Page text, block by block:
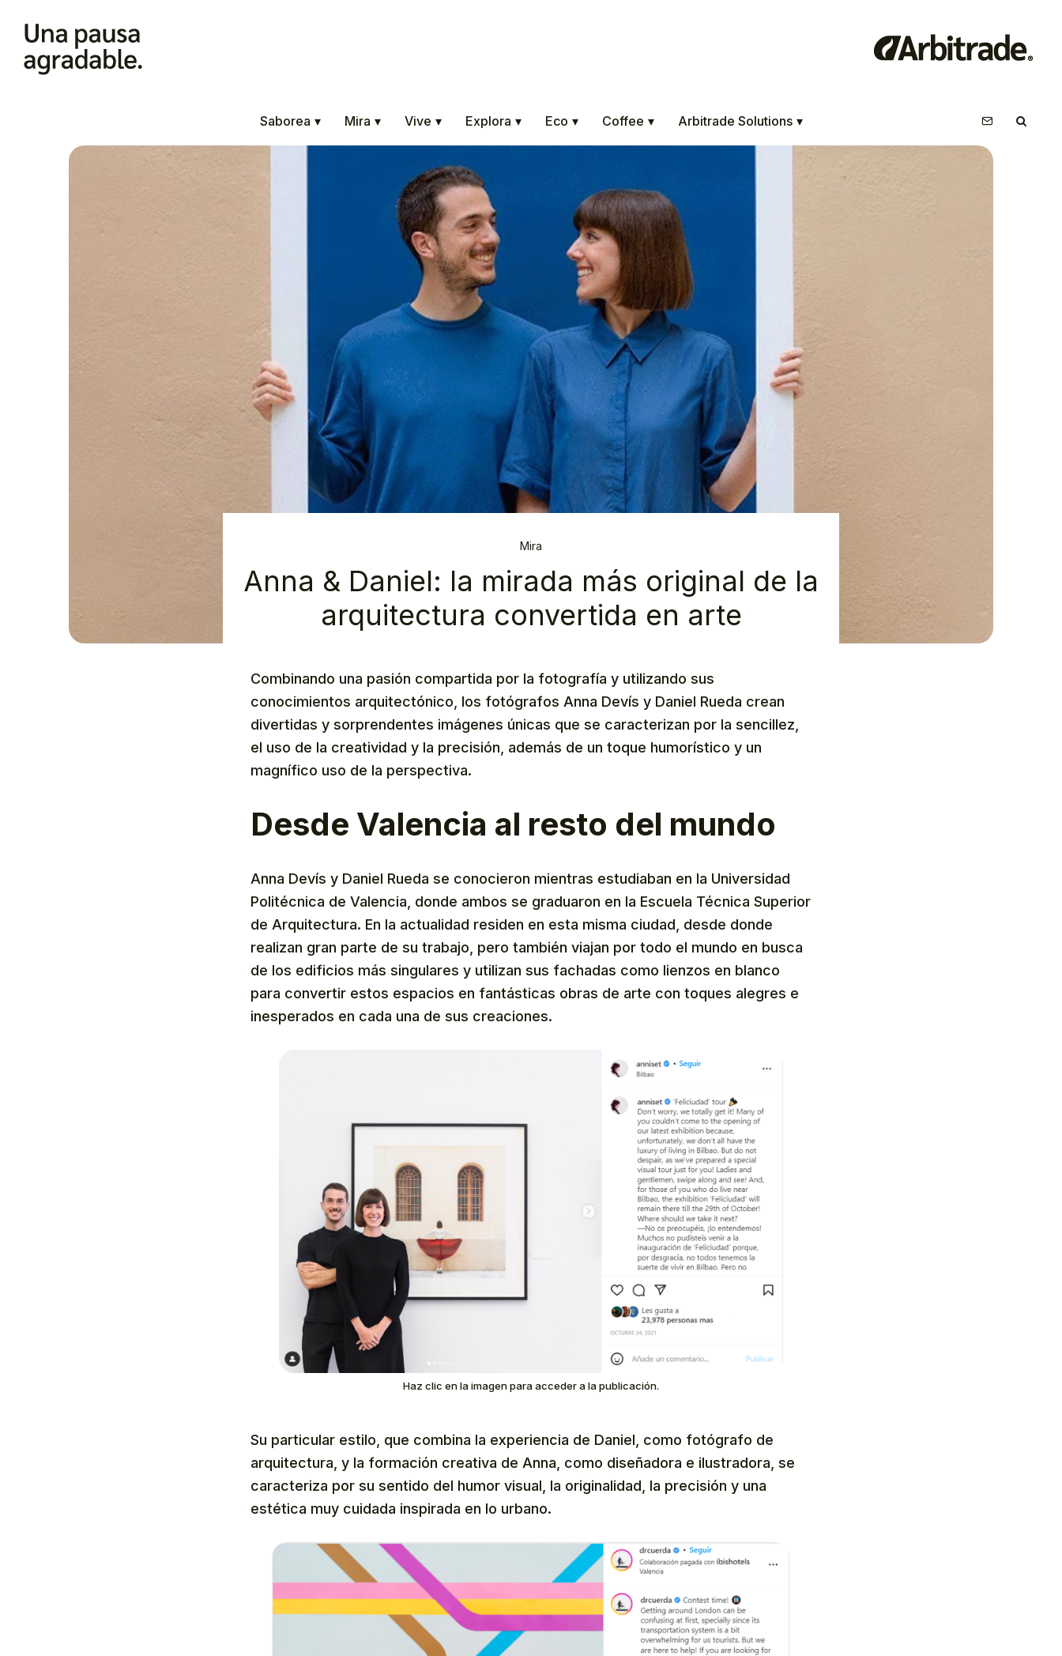
Saborea ▾ Mira ▾ Vive ▾ Explora ▾ Eco ▾ Coffee ▾ Arbitrade Solutions ▾
Mira
Anna & Daniel: la mirada más original de la
arquitectura convertida en arte
Combinando una pasión compartida por la fotografía y utilizando sus
conocimientos arquitectónico, los fotógrafos Anna Devís y Daniel Rueda crean
divertidas y sorprendentes imágenes únicas que se caracterizan por la sencillez,
el uso de la creatividad y la precisión, además de un toque humorístico y un
magnífico uso de la perspectiva.
Desde Valencia al resto del mundo
Anna Devís y Daniel Rueda se conocieron mientras estudiaban en la Universidad
Politécnica de Valencia, donde ambos se graduaron en la Escuela Técnica Superior
de Arquitectura. En la actualidad residen en esta misma ciudad, desde donde
realizan gran parte de su trabajo, pero también viajan por todo el mundo en busca
de los edificios más singulares y utilizan sus fachadas como lienzos en blanco
para convertir estos espacios en fantásticas obras de arte con toques alegres e
inesperados en cada una de sus creaciones.
Haz clic en la imagen para acceder a la publicación.
Su particular estilo, que combina la experiencia de Daniel, como fotógrafo de
arquitectura, y la formación creativa de Anna, como diseñadora e ilustradora, se
caracteriza por su sentido del humor visual, la originalidad, la precisión y una
estética muy cuidada inspirada en lo urbano.